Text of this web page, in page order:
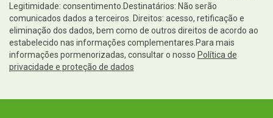
Legitimidade: consentimento.Destinatários: Não serão
comunicados dados a terceiros. Direitos: acesso, retificação e
eliminação dos dados, bem como de outros direitos de acordo ao
estabelecido nas informações complementares.Para mais
informações pormenorizadas, consultar o nosso Política de
privacidade e proteção de dados